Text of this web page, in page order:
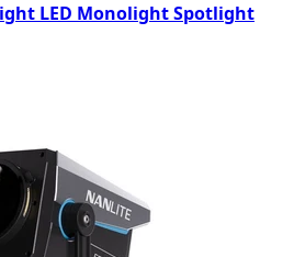
LED Monolight Spotlight